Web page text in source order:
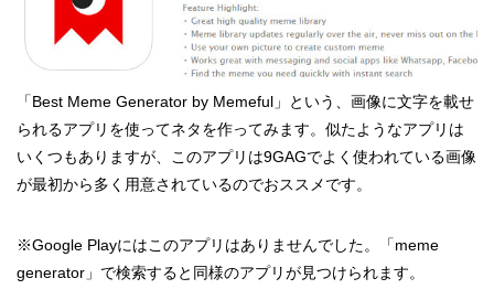
「Best Meme Generator by Memeful」という、画像に文字を載せ
られるアプリを使ってネタを作ってみます。似たようなアプリは
いくつもありますが、このアプリは9GAGでよく使われている画像
が最初から多く用意されているのでおススメです。
※Google Playにはこのアプリはありませんでした。「meme
generator」で検索すると同様のアプリが見つけられます。